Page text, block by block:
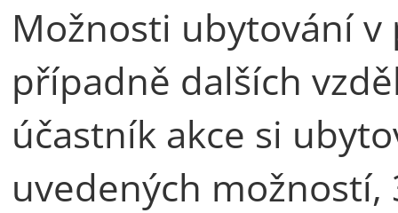
Možnosti ubytování
případně dalších
účastník akce si
uvedených možností,